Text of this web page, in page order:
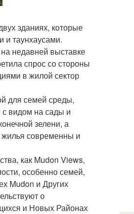
зданиях, которые
и таунхаусами.
недавней выставке
спрос со стороны
в жилой сектор
для семей среды,
с видом на сады и
зелени, а
жилья современны и
как Mudon Views,
особенно семей,
Mudon и Других
о
и Новых Районах